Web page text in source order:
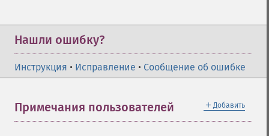
Нашли ошибку?
Инструкция • Исправление • Сообщение об ошибке
＋ Добавить
Примечания пользователей